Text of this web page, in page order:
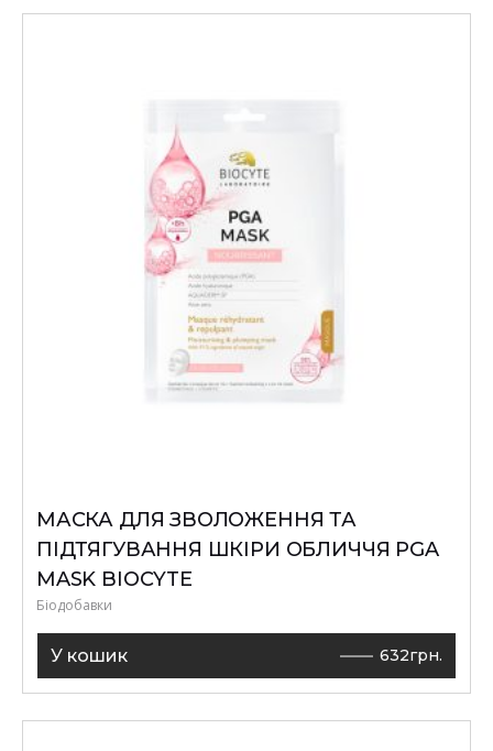
МАСКА ДЛЯ ЗВОЛОЖЕННЯ ТА
ПІДТЯГУВАННЯ ШКІРИ ОБЛИЧЧЯ PGA
MASK BIOCYTE
Біодобавки
У кошик 632грн.